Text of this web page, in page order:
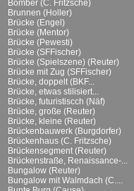
Bomber (C. Fritzsche)
Brunnen (Holler)
Brücke (Engel)
Brücke (Mentor)
Brücke (Pewesti)
Brücke (SFFischer)
Brücke (Spielszene) (Reuter)
Brücke mit Zug (SFFischer)
Brücke, doppelt (BKF...
Brücke, etwas stilisiert...
Brücke, futuristiscch (Näf)
Brücke, große (Reuter)
Brücke, kleine (Reuter)
Brückenbauwerk (Burgdorfer)
Brückenhaus (C. Fritzsche)
Brückensegment (Reuter)
Brückenstraße, Renaissance-...
Bungalow (Reuter)
Bungalow mit Walmdach (C....